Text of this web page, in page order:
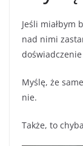
Jeśli miałbym
nad nimi
Myślę, że
nie.
Także, to